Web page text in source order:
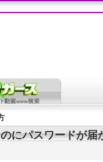
にパスワードが届